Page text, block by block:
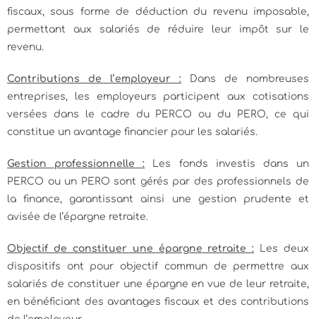
fiscaux, sous forme de déduction du revenu imposable,
permettant aux salariés de réduire leur impôt sur le
revenu.
Contributions de l’employeur : Dans de nombreuses
entreprises, les employeurs participent aux cotisations
versées dans le cadre du PERCO ou du PERO, ce qui
constitue un avantage financier pour les salariés.
Gestion professionnelle : Les fonds investis dans un
PERCO ou un PERO sont gérés par des professionnels de
la finance, garantissant ainsi une gestion prudente et
avisée de l’épargne retraite.
Objectif de constituer une épargne retraite : Les deux
dispositifs ont pour objectif commun de permettre aux
salariés de constituer une épargne en vue de leur retraite,
en bénéficiant des avantages fiscaux et des contributions